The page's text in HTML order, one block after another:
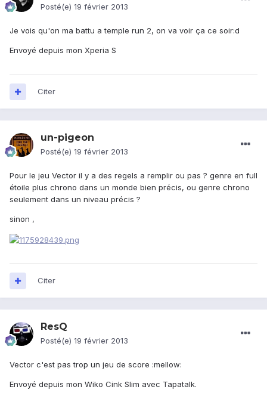
Posté(e) 19 février 2013
Je vois qu'on ma battu a temple run 2, on va voir ça ce soir:d
Envoyé depuis mon Xperia S
Citer
un-pigeon
Posté(e) 19 février 2013
Pour le jeu Vector il y a des regels a remplir ou pas ? genre en full
étoile plus chrono dans un monde bien précis, ou genre chrono
seulement dans un niveau précis ?
sinon ,
Citer
ResQ
Posté(e) 19 février 2013
Vector c'est pas trop un jeu de score :mellow:
Envoyé depuis mon Wiko Cink Slim avec Tapatalk.